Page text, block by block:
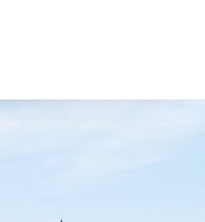
fasader i puts
bevaras och
av varje
svenska
betong och